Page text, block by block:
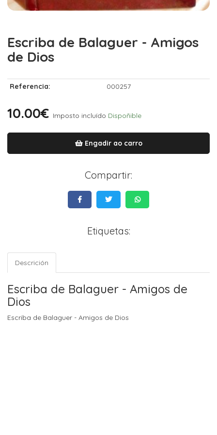
Escriba de Balaguer - Amigos
de Dios
Referencia: 000257
10.00€ Imposto incluído Dispoñible
Engadir ao carro
Compartir:
Etiquetas:
Descrición
Escriba de Balaguer - Amigos de
Dios
Escriba de Balaguer - Amigos de Dios